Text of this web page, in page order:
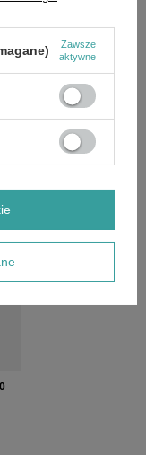
Zawsze
aktywne